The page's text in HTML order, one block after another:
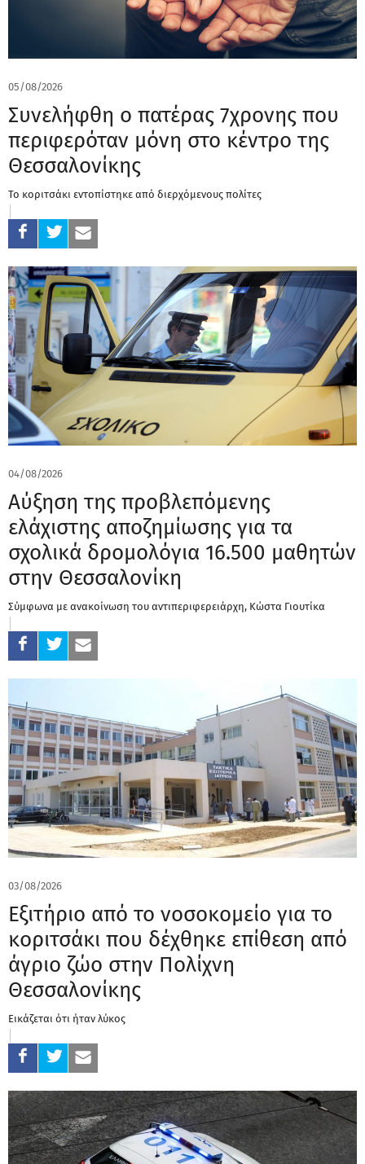
05/08/2026
Συνελήφθη ο πατέρας 7χρονης που
περιφερόταν μόνη στο κέντρο της
Θεσσαλονίκης
Το κοριτσάκι εντοπίστηκε από διερχόμενους πολίτες
04/08/2026
Αύξηση της προβλεπόμενης
ελάχιστης αποζημίωσης για τα
σχολικά δρομολόγια 16.500 μαθητών
στην Θεσσαλονίκη
Σύμφωνα με ανακοίνωση του αντιπεριφερειάρχη, Κώστα Γιουτίκα
03/08/2026
Εξιτήριο από το νοσοκομείο για το
κοριτσάκι που δέχθηκε επίθεση από
άγριο ζώο στην Πολίχνη
Θεσσαλονίκης
Εικάζεται ότι ήταν λύκος